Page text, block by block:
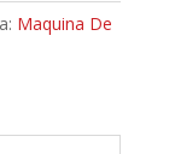
Maquina De